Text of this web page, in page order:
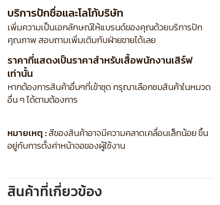
บริการปักชื่อและโลโก้บริษัท
เพิ่มความเป็นเอกลักษณ์ให้แบรนด์ของคุณด้วยบริการปัก
คุณภาพ สอบถามเพิ่มเติมกับฝ่ายขายได้เลย
ราคาที่แสดงเป็นราคาสำหรับเสื้อพนักงานเสิร์ฟ
เท่านั้น
หากต้องการสินค้าอื่นๆที่เข้าชุด กรุณาเลือกชมสินค้าในหมวด
อื่น ๆ ได้ตามต้องการ
หมายเหตุ :สีของสินค้าอาจมีความคลาดเคลื่อนเล็กน้อย ขึ้น
อยู่กับการตั้งค่าหน้าจอของผู้ใช้งาน
สินค้าที่เกี่ยวข้อง